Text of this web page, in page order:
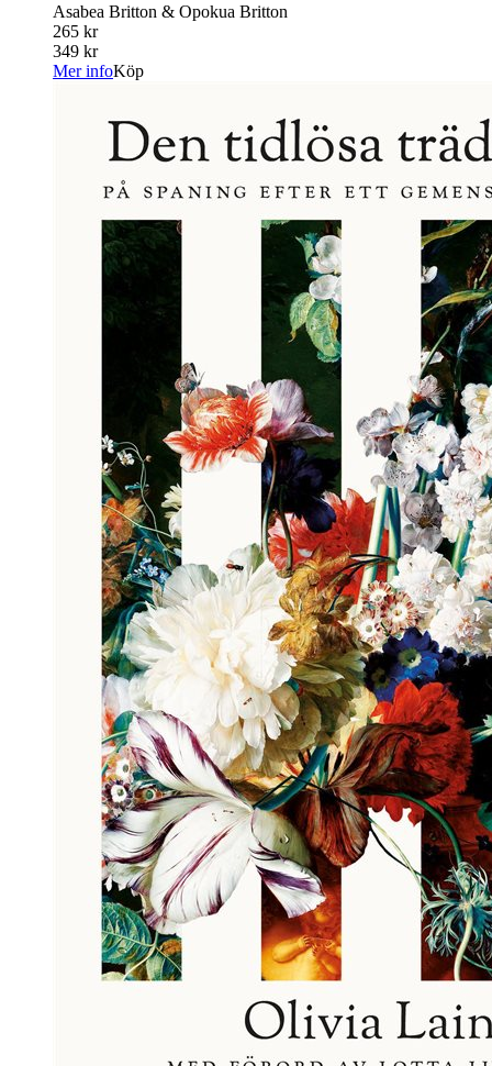
Asabea Britton & Opokua Britton
265 kr
349 kr
Mer infoKöp